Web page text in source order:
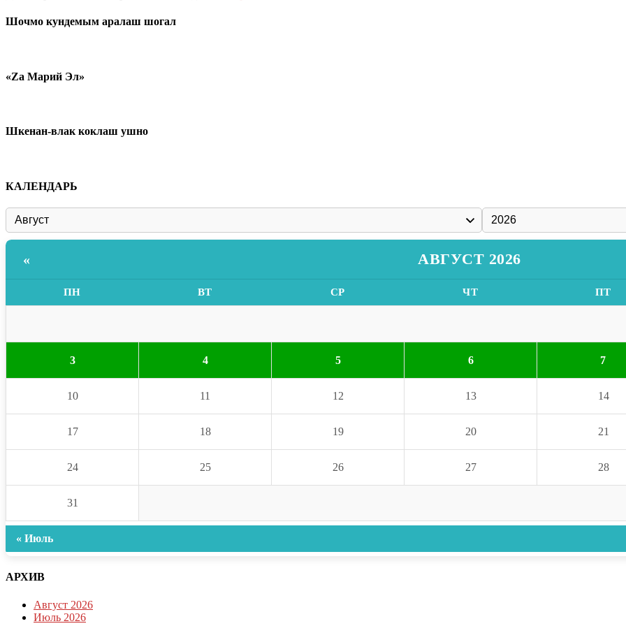
Шочмо кундемым аралаш шогал
«Zа Марий Эл»
Шкенан-влак коклаш ушно
КАЛЕНДАРЬ
« АВГУСТ 2026
ПН ВТ СР ЧТ ПТ
3 4 5 6 7
10 11 12 13 14
17 18 19 20 21
24 25 26 27 28
31
« Июль
АРХИВ
Август 2026
Июль 2026